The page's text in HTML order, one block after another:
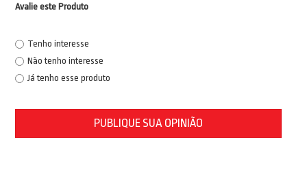
Avalie este Produto
Tenho interesse
Não tenho interesse
Já tenho esse produto
PUBLIQUE SUA OPINIÃO